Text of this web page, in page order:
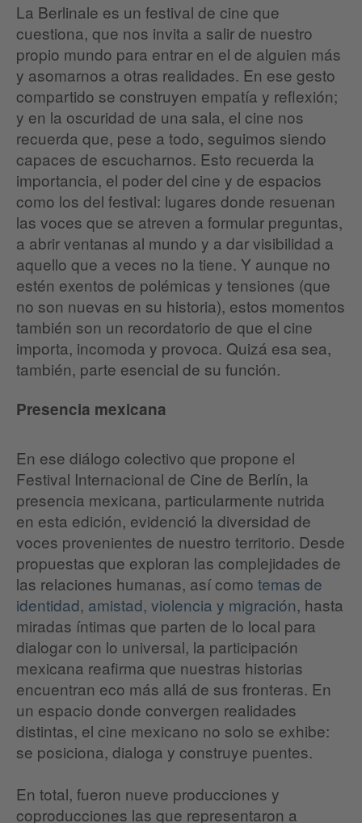
La Berlinale es un festival de cine que
cuestiona, que nos invita a salir de nuestro
propio mundo para entrar en el de alguien más
y asomarnos a otras realidades. En ese gesto
compartido se construyen empatía y reflexión;
y en la oscuridad de una sala, el cine nos
recuerda que, pese a todo, seguimos siendo
capaces de escucharnos. Esto recuerda la
importancia, el poder del cine y de espacios
como los del festival: lugares donde resuenan
las voces que se atreven a formular preguntas,
a abrir ventanas al mundo y a dar visibilidad a
aquello que a veces no la tiene. Y aunque no
estén exentos de polémicas y tensiones (que
no son nuevas en su historia), estos momentos
también son un recordatorio de que el cine
importa, incomoda y provoca. Quizá esa sea,
también, parte esencial de su función.
Presencia mexicana
En ese diálogo colectivo que propone el
Festival Internacional de Cine de Berlín, la
presencia mexicana, particularmente nutrida
en esta edición, evidenció la diversidad de
voces provenientes de nuestro territorio. Desde
propuestas que exploran las complejidades de
las relaciones humanas, así como temas de
identidad, amistad, violencia y migración, hasta
miradas íntimas que parten de lo local para
dialogar con lo universal, la participación
mexicana reafirma que nuestras historias
encuentran eco más allá de sus fronteras. En
un espacio donde convergen realidades
distintas, el cine mexicano no solo se exhibe:
se posiciona, dialoga y construye puentes.
En total, fueron nueve producciones y
coproducciones las que representaron a